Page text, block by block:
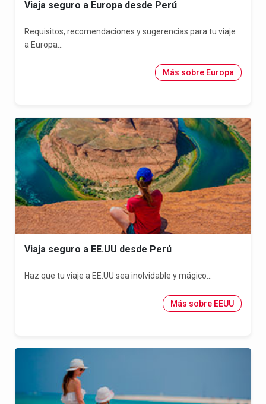
Viaja seguro a Europa desde Perú
Requisitos, recomendaciones y sugerencias para tu viaje
a Europa...
Más sobre Europa
Viaja seguro a EE.UU desde Perú
Haz que tu viaje a EE.UU sea inolvidable y mágico...
Más sobre EEUU